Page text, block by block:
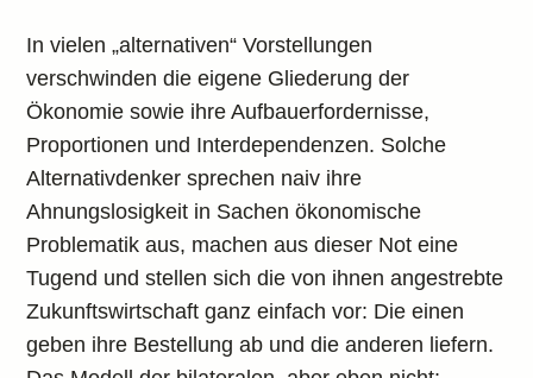
In vielen „alternativen“ Vorstellungen
verschwinden die eigene Gliederung der
Ökonomie sowie ihre Aufbauerfordernisse,
Proportionen und Interdependenzen. Solche
Alternativdenker sprechen naiv ihre
Ahnungslosigkeit in Sachen ökonomische
Problematik aus, machen aus dieser Not eine
Tugend und stellen sich die von ihnen angestrebte
Zukunftswirtschaft ganz einfach vor: Die einen
geben ihre Bestellung ab und die anderen liefern.